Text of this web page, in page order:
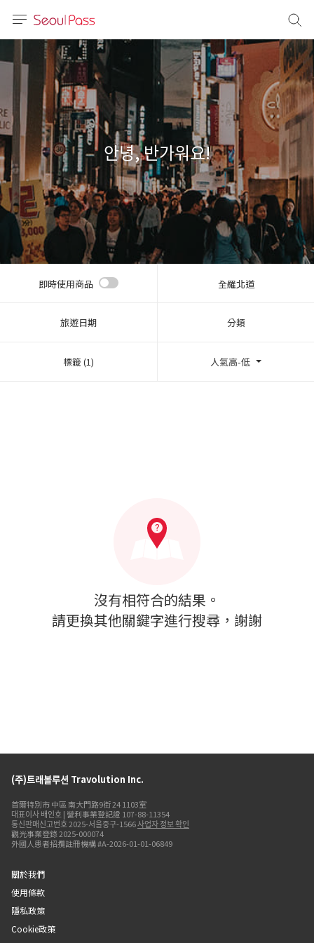
体)
文 (台灣)
안녕, 반가워요!
即時使用商品 全羅北道
旅遊日期 分類
標籤 (1) 人氣高-低
沒有相符合的結果。
請更換其他關鍵字進行搜尋，謝謝
(주)트래볼루션 Travolution Inc.
首爾特別市 中區 南大門路9街 24 1103室
대표이사 배인호 | 營利事業登記證 107-88-11354
통신판매신고번호 2025-서울중구-1566사업자 정보 확인
觀光事業登錄 2025-000074
外國人患者招攬註冊機構 #A-2026-01-01-06849
關於我們
使用條款
隱私政策
Cookie政策